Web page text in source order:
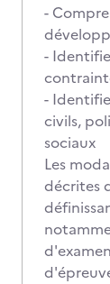
-
-
-
civils,
sociaux
Les
décrites